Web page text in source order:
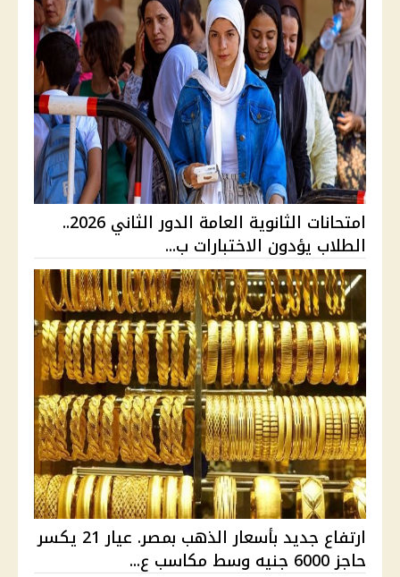
امتحانات الثانوية العامة الدور الثاني 2026..
الطلاب يؤدون الاختبارات ب...
ارتفاع جديد بأسعار الذهب بمصر. عيار 21 يكسر
حاجز 6000 جنيه وسط مكاسب ع...